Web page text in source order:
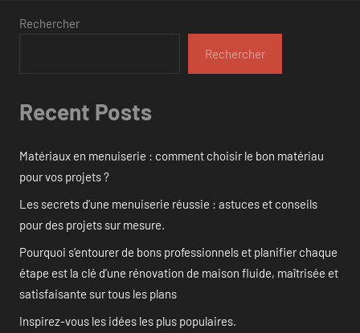
Rechercher
Rechercher
Recent Posts
Matériaux en menuiserie : comment choisir le bon matériau
pour vos projets ?
Les secrets d’une menuiserie réussie : astuces et conseils
pour des projets sur mesure.
Pourquoi s’entourer de bons professionnels et planifier chaque
étape est la clé d’une rénovation de maison fluide, maîtrisée et
satisfaisante sur tous les plans
Inspirez-vous les idées les plus populaires.